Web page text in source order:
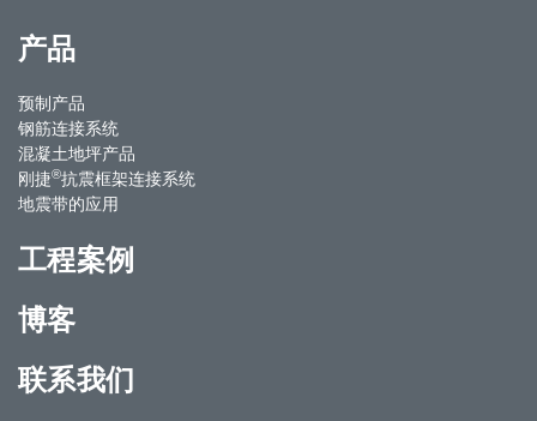
产品
预制产品
钢筋连接系统
混凝土地坪产品
刚捷®抗震框架连接系统
地震带的应用
工程案例
博客
联系我们